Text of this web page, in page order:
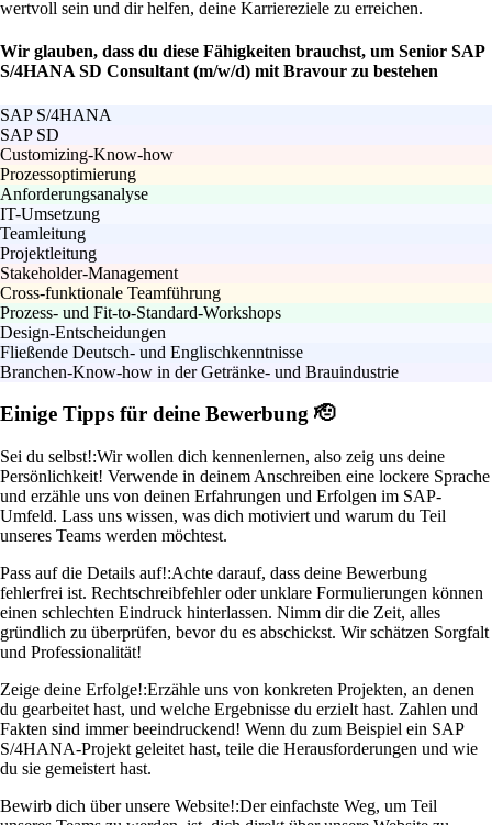
wertvoll sein und dir helfen, deine Karriereziele zu erreichen.
Wir glauben, dass du diese Fähigkeiten brauchst, um Senior SAP
S/4HANA SD Consultant (m/w/d) mit Bravour zu bestehen
SAP S/4HANA
SAP SD
Customizing-Know-how
Prozessoptimierung
Anforderungsanalyse
IT-Umsetzung
Teamleitung
Projektleitung
Stakeholder-Management
Cross-funktionale Teamführung
Prozess- und Fit-to-Standard-Workshops
Design-Entscheidungen
Fließende Deutsch- und Englischkenntnisse
Branchen-Know-how in der Getränke- und Brauindustrie
Einige Tipps für deine Bewerbung 🫡
Sei du selbst!:Wir wollen dich kennenlernen, also zeig uns deine
Persönlichkeit! Verwende in deinem Anschreiben eine lockere Sprache
und erzähle uns von deinen Erfahrungen und Erfolgen im SAP-
Umfeld. Lass uns wissen, was dich motiviert und warum du Teil
unseres Teams werden möchtest.
Pass auf die Details auf!:Achte darauf, dass deine Bewerbung
fehlerfrei ist. Rechtschreibfehler oder unklare Formulierungen können
einen schlechten Eindruck hinterlassen. Nimm dir die Zeit, alles
gründlich zu überprüfen, bevor du es abschickst. Wir schätzen Sorgfalt
und Professionalität!
Zeige deine Erfolge!:Erzähle uns von konkreten Projekten, an denen
du gearbeitet hast, und welche Ergebnisse du erzielt hast. Zahlen und
Fakten sind immer beeindruckend! Wenn du zum Beispiel ein SAP
S/4HANA-Projekt geleitet hast, teile die Herausforderungen und wie
du sie gemeistert hast.
Bewirb dich über unsere Website!:Der einfachste Weg, um Teil